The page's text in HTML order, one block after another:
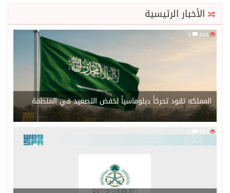
الأخبار الرئيسية
المملكه تقود تحركاً دبلوماسياً لخفض التصعيد في المنطقة
547